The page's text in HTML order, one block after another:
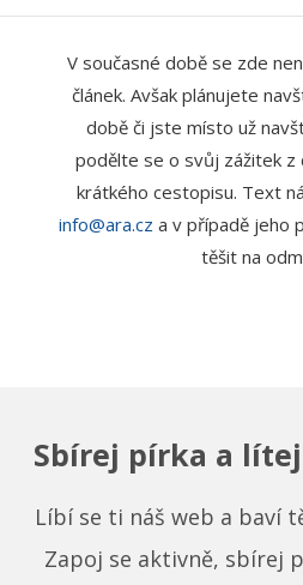
V současné době se zde
článek. Avšak plánujete
době či jste místo už
podělte se o svůj zážitek z
krátkého cestopisu. Text
info@ara.cz a v případě jeho
těšit na
Sbírej pírka a
Líbí se ti náš web a baví
Zapoj se aktivně, sbírej